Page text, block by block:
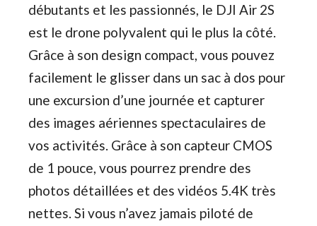
débutants et les passionnés, le DJI Air 2S
est le drone polyvalent qui le plus la côté.
Grâce à son design compact, vous pouvez
facilement le glisser dans un sac à dos pour
une excursion d’une journée et capturer
des images aériennes spectaculaires de
vos activités. Grâce à son capteur CMOS
de 1 pouce, vous pourrez prendre des
photos détaillées et des vidéos 5.4K très
nettes. Si vous n’avez jamais piloté de